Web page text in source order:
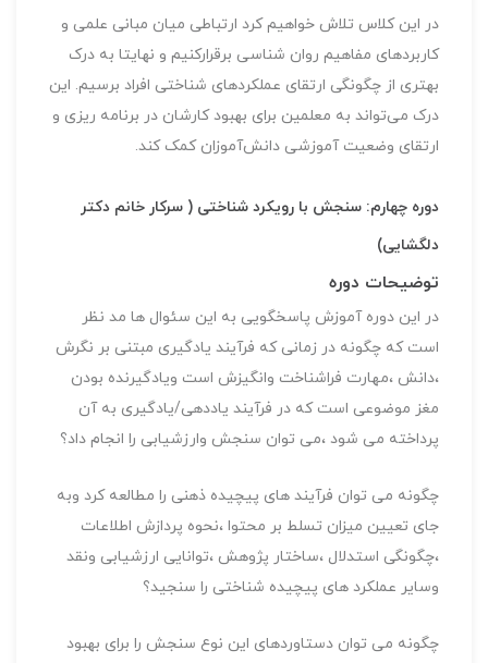
در این کلاس تلاش خواهیم کرد ارتباطی میان مبانی علمی و
کاربردهای مفاهیم روان شناسی برقرارکنیم و نهایتا به درک
بهتری از چگونگی ارتقای عملکردهای شناختی افراد برسیم. این
درک می‌تواند به معلمین برای بهبود کارشان در برنامه ریزی و
ارتقای وضعیت آموزشی دانش‌آموزان کمک کند.
دوره چهارم: سنجش با رویکرد شناختی ( سرکار خانم دکتر
دلگشایی)
توضیحات دوره
در این دوره آموزش پاسخگویی به این سئوال ها مد نظر
است که چگونه در زمانی که فرآیند یادگیری مبتنی بر نگرش
،دانش ،مهارت فراشناخت وانگیزش است ویادگیرنده بودن
مغز موضوعی است که در فرآیند یاددهی/یادگیری به آن
پرداخته می شود ،می توان سنجش وارزشیابی را انجام داد؟
چگونه می توان فرآیند های پیچیده ذهنی را مطالعه کرد وبه
جای تعیین میزان تسلط بر محتوا ،نحوه پردازش اطلاعات
،چگونگی استدلال ،ساختار پژوهش ،توانایی ارزشیابی ونقد
وسایر عملکرد های پیچیده شناختی را سنجید؟
چگونه می توان دستاوردهای این نوع سنجش را برای بهبود